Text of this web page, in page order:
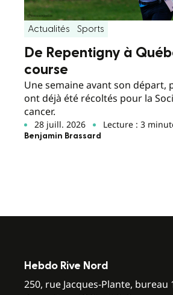
Actualités Sports
De Repentigny à
course
Une semaine avant son départ,
ont déjà été récoltés pour la
cancer.
28 juill. 2026 Lecture : 3
Benjamin Brassard
Hebdo Rive Nord
250, rue Jacques-Plante, bureau